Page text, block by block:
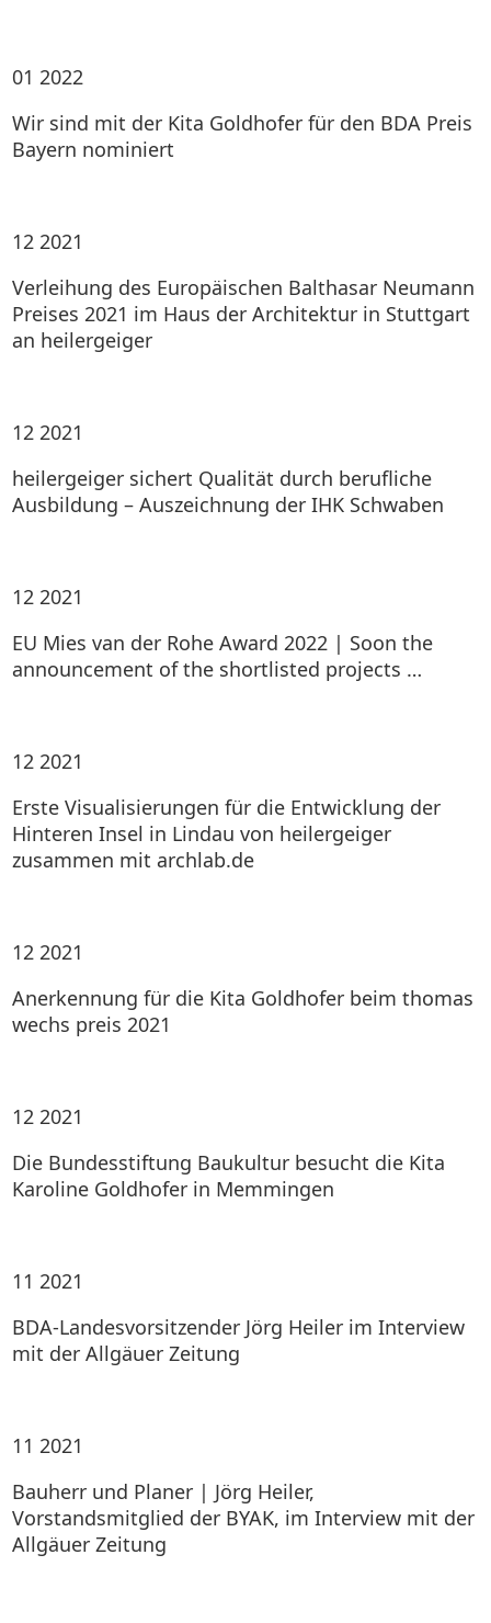
01 2022
Wir sind mit der Kita Goldhofer für den BDA Preis
Bayern nominiert
12 2021
Verleihung des Europäischen Balthasar Neumann
Preises 2021 im Haus der Architektur in Stuttgart
an heilergeiger
12 2021
heilergeiger sichert Qualität durch berufliche
Ausbildung – Auszeichnung der IHK Schwaben
12 2021
EU Mies van der Rohe Award 2022 | Soon the
announcement of the shortlisted projects …
12 2021
Erste Visualisierungen für die Entwicklung der
Hinteren Insel in Lindau von heilergeiger
zusammen mit archlab.de
12 2021
Anerkennung für die Kita Goldhofer beim thomas
wechs preis 2021
12 2021
Die Bundesstiftung Baukultur besucht die Kita
Karoline Goldhofer in Memmingen
11 2021
BDA-Landesvorsitzender Jörg Heiler im Interview
mit der Allgäuer Zeitung
11 2021
Bauherr und Planer | Jörg Heiler,
Vorstandsmitglied der BYAK, im Interview mit der
Allgäuer Zeitung